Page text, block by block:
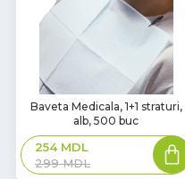
Baveta Medicala, 1+1 straturi,
alb, 500 buc
299MDL
254 MDL